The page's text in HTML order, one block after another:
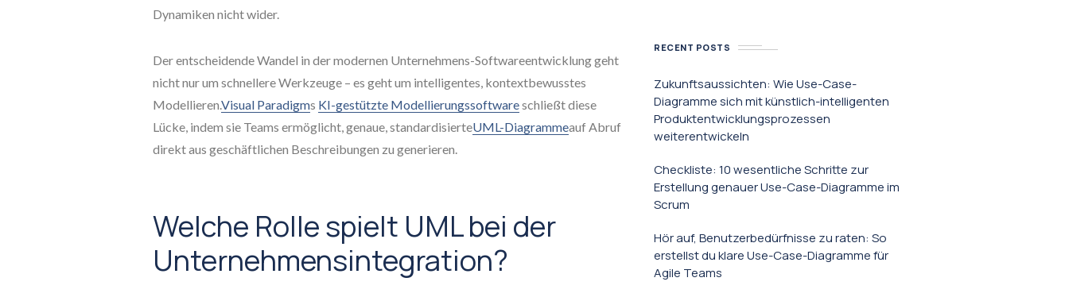
Dynamiken nicht wider.
Der entscheidende Wandel in der modernen Unternehmens-Softwareentwicklung geht
nicht nur um schnellere Werkzeuge – es geht um intelligentes, kontextbewusstes
Modellieren.Visual Paradigms KI-gestützte Modellierungssoftwareschließt diese
Lücke, indem sie Teams ermöglicht, genaue, standardisierteUML-Diagrammeauf Abruf
direkt aus geschäftlichen Beschreibungen zu generieren.
Welche Rolle spielt UML bei der
Unternehmensintegration?
RECENT POSTS
Zukunftsaussichten: Wie Use-Case-
Diagramme sich mit künstlich-intelligenten
Produktentwicklungsprozessen
weiterentwickeln
Checkliste: 10 wesentliche Schritte zur
Erstellung genauer Use-Case-Diagramme im
Scrum
Hör auf, Benutzerbedürfnisse zu raten: So
erstellst du klare Use-Case-Diagramme für
Agile Teams